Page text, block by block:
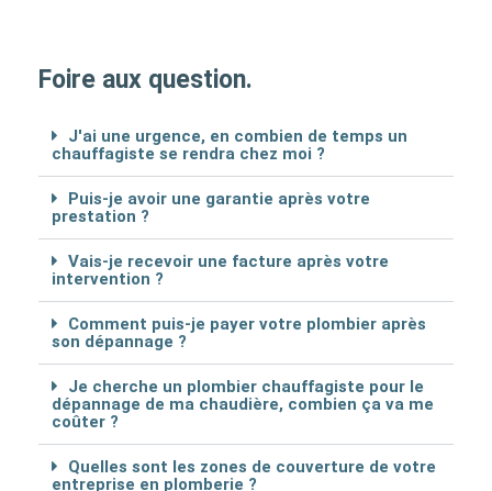
Foire aux question.
J'ai une urgence, en combien de temps un
chauffagiste se rendra chez moi ?
Puis-je avoir une garantie après votre
prestation ?
Vais-je recevoir une facture après votre
intervention ?
Comment puis-je payer votre plombier après
son dépannage ?
Je cherche un plombier chauffagiste pour le
dépannage de ma chaudière, combien ça va me
coûter ?
Quelles sont les zones de couverture de votre
entreprise en plomberie ?